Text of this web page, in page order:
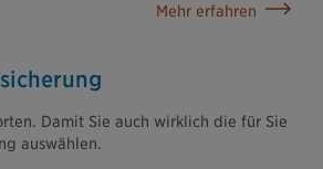
Mehr erfahren
Damit Sie auch wirklich die für Sie
auswählen.